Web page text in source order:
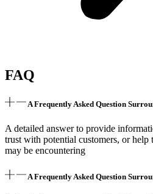
FAQ
A Frequently Asked Question
A detailed answer to provide
trust with potential customers, or
may be encountering
A Frequently Asked Question